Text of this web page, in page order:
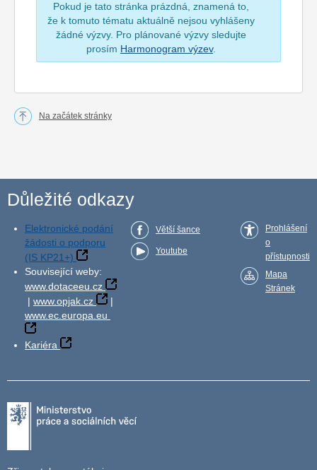
Pokud je tato stránka prázdná, znamená to,
že k tomuto tématu aktuálně nejsou vyhlášeny
žádné výzvy. Pro plánované výzvy sledujte
prosím Harmonogram výzev.
Na začátek stránky
Důležité odkazy
Elektronické podání
žádosti o podporu
(IS KP21+)
Související weby:
www.dotaceeu.cz
| www.opjak.cz
|
www.ec.europa.eu
Kariéra
Větší šance
Youtube
Prohlášení
o
přístupnosti
Mapa
Stránek